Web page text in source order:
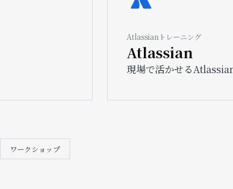
Atlassianトレーニング
Atlassian
現場で活かせる
ワークショップ